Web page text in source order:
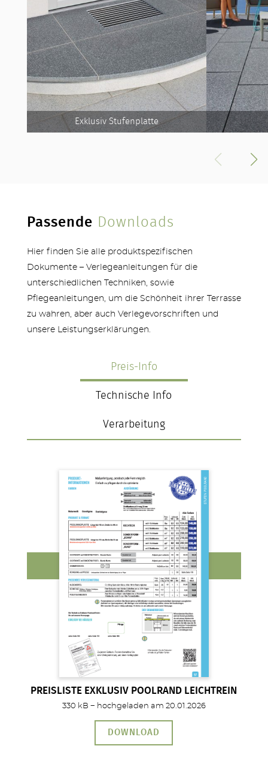
Exklusiv Stufenplatte
Passende Downloads
Hier finden Sie alle produktspezifischen
Dokumente – Verlegeanleitungen für die
unterschiedlichen Techniken, sowie
Pflegeanleitungen, um die Schönheit ihrer Terrasse
zu wahren, aber auch Verlegevorschriften und
unsere Leistungserklärungen.
Preis-Info
Technische Info
Verarbeitung
PREISLISTE EXKLUSIV POOLRAND LEICHTREIN
330 kB − hochgeladen am 20.01.2026
DOWNLOAD